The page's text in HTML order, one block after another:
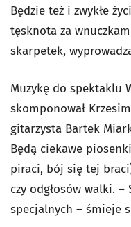
Będzie też i zwykłe
tęsknota za
skarpetek,
Muzykę do spektaklu
skomponował
gitarzysta Bartek
Będą ciekawe
piraci, bój się tej
czy odgłosów walki.
specjalnych – śmieje